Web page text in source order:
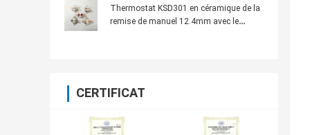
Thermostat KSD301 en céramique de la
remise de manuel 12.4mm avec le
CERTIFICAT